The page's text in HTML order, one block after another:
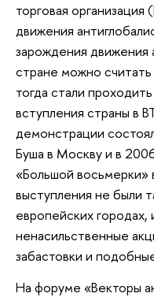
торговая
движения
зарождения движения
стране можно
тогда стали
вступления страны в
демонстрации
Буша в Москву и в
«Большой
выступления не были
европейских
ненасильственные
забастовки и
На форуме «Векторы